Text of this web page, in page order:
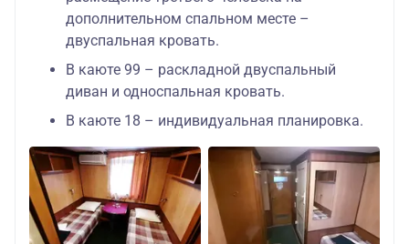
дополнительном спальном месте –
двуспальная кровать.
В каюте 99 – раскладной двуспальный
диван и односпальная кровать.
В каюте 18 – индивидуальная планировка.